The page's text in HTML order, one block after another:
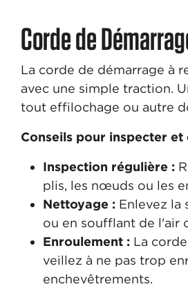
Corde de
La corde de démarrage à
avec une simple traction.
tout effilochage ou autre
Conseils pour inspecter
Inspection régulière :
plis, les nœuds ou les
Nettoyage : Enlevez la
ou en soufflant de l'air
Enroulement : La
veillez à ne pas trop
enchevêtrements.